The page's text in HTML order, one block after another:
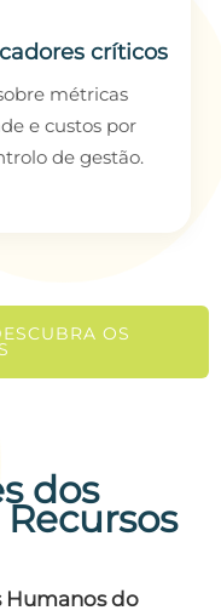
críticos
métricas
e custos por
de gestão.
OS
dos
Humanos do